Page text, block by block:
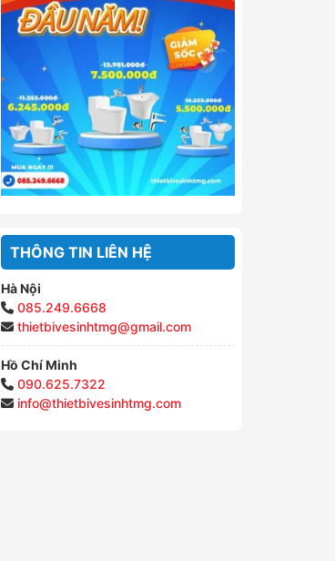
THÔNG TIN LIÊN HỆ
Hà Nội
085.249.6668
thietbivesinhtmg@gmail.com
Hồ Chí Minh
090.625.7322
info@thietbivesinhtmg.com